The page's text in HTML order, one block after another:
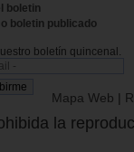
boletin
boletin publicado
boletín quincenal.
Mapa Web |
la